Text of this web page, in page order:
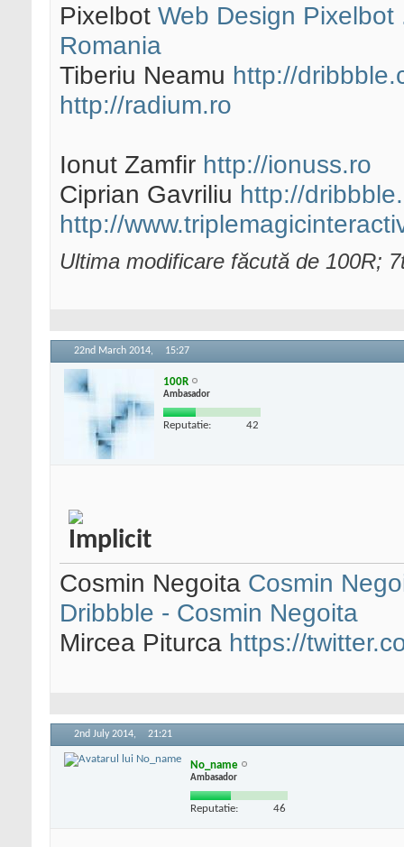
Pixelbot Web Design
Romania
Tiberiu Neamu http://
http://radium.ro
Ionut Zamfir http://ionuss.ro
Ciprian Gavriliu http://
http://
Ultima modificare făcută de 100R;
22nd March 2014, 15:27
100R
Ambasador
Reputatie: 42
Cosmin Negoita Cosmin
Dribbble - Cosmin Negoita
Mircea Piturca https://
2nd July 2014, 21:21
No_name
Ambasador
Reputatie: 46